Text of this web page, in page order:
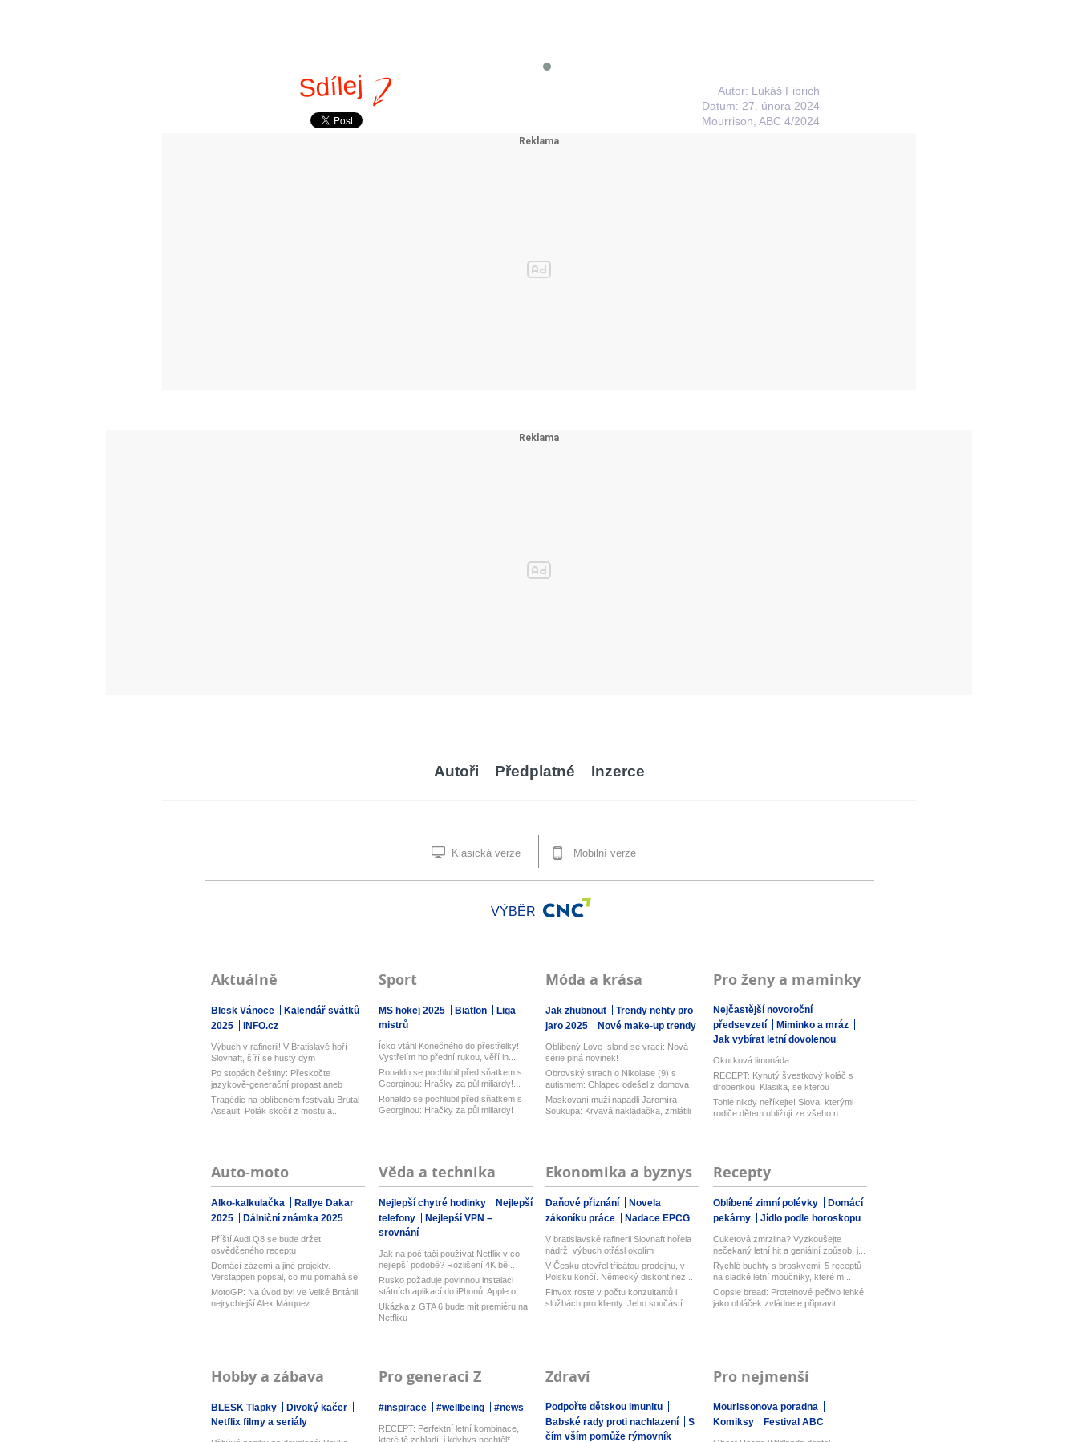
Sdílej
Autor: Lukáš Fibrich
Datum: 27. února 2024
Mourrison, ABC 4/2024
Autoři Předplatné Inzerce
Klasická verze Mobilní verze
VÝBĚR
Aktuálně
Blesk Vánoce
Kalendář svátků
2025
INFO.cz
Výbuch v rafinerii! V Bratislavě hoří
Slovnaft, šíří se hustý dým
Po stopách češtiny: Přeskočte
jazykově-generační propast aneb
Prázdnin...
Tragédie na oblíbeném festivalu Brutal
Assault: Polák skočil z mostu a...
Sport
MS hokej 2025 Biatlon
Liga
mistrů
Ícko vtáhl Konečného do přestřelky!
Vystřelím ho přední rukou, věří in...
Ronaldo se pochlubil před sňatkem s
Georginou: Hračky za půl miliardy!...
Ronaldo se pochlubil před sňatkem s
Georginou: Hračky za půl miliardy!
Móda a krása
Jak zhubnout
Trendy nehty pro
jaro 2025
Nové make-up trendy
Oblíbený Love Island se vrací: Nová
série plná novinek!
Obrovský strach o Nikolase (9) s
autismem: Chlapec odešel z domova
na ...
Maskovaní muži napadli Jaromíra
Soukupa: Krvavá nakládačka, zmlátili
Pro ženy a maminky
Nejčastější novoroční
předsevzetí
Miminko a mráz
Jak vybírat letní dovolenou
Okurková limonáda
RECEPT: Kynutý švestkový koláč s
drobenkou. Klasika, se kterou
zaboduj...
Tohle nikdy neříkejte! Slova, kterými
rodiče dětem ubližují ze všeho n...
Auto-moto
Alko-kalkulačka
Rallye Dakar
2025
Dálniční známka 2025
Příští Audi Q8 se bude držet
osvědčeného receptu
Domácí zázemí a jiné projekty.
Verstappen popsal, co mu pomáhá se
sous...
MotoGP: Na úvod byl ve Velké Británii
nejrychlejší Alex Márquez
Věda a technika
Nejlepší chytré hodinky
Nejlepší
telefony
Nejlepší VPN –
srovnání
Jak na počítači používat Netflix v co
nejlepší podobě? Rozlišení 4K bě...
Rusko požaduje povinnou instalaci
státních aplikací do iPhonů. Apple o...
Ukázka z GTA 6 bude mít premiéru na
Netflixu
Ekonomika a byznys
Daňové přiznání
Novela
zákoníku práce
Nadace EPCG
V bratislavské rafinerii Slovnaft hořela
nádrž, výbuch otřásl okolím
V Česku otevřel třicátou prodejnu, v
Polsku končí. Německý diskont nez...
Finvox roste v počtu konzultantů i
službách pro klienty. Jeho součástí...
Recepty
Oblíbené zimní polévky
Domácí
pekárny
Jídlo podle horoskopu
Cuketová zmrzlina? Vyzkoušejte
nečekaný letní hit a geniální způsob, j...
Rychlé buchty s broskvemi: 5 receptů
na sladké letní moučníky, které m...
Oopsie bread: Proteinové pečivo lehké
jako obláček zvládnete připravit...
Hobby a zábava
BLESK Tlapky
Divoký kačer
Netflix filmy a seriály
Pro generaci Z
#inspirace #wellbeing #news
RECEPT: Perfektní letní kombinace,
které tě zchladí, i kdybys nechtěl*...
Zdraví
Podpořte dětskou imunitu
Babské rady proti nachlazení
S
čím vším pomůže rýmovník
Pro nejmenší
Mourissonova poradna
Komiksy
Festival ABC